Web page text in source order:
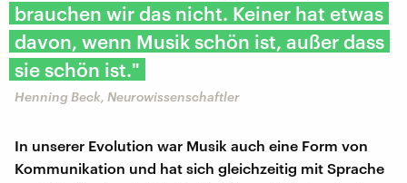
brauchen wir das nicht. Keiner hat etwas
davon, wenn Musik schön ist, außer dass
sie schön ist."
Henning Beck, Neurowissenschaftler
In unserer Evolution war Musik auch eine Form von
Kommunikation und hat sich gleichzeitig mit Sprache